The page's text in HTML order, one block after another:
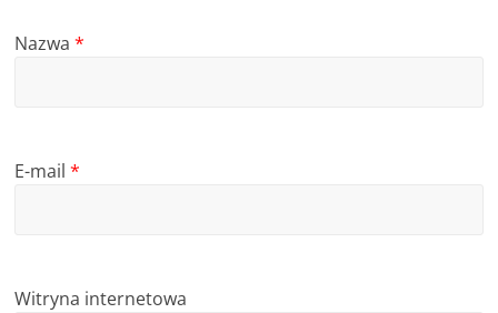
Nazwa*
E-mail*
Witryna internetowa